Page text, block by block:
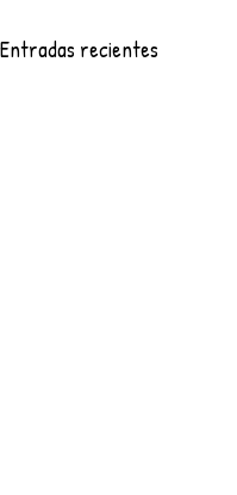
Entradas recientes